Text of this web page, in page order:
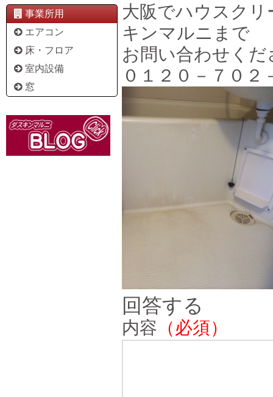
事業所用
エアコン
床・フロア
室内設備
窓
大阪でハウスク
キンマルニまで
お問い合わせくだ
０１２０－７０２
回答する
内容 （必須）